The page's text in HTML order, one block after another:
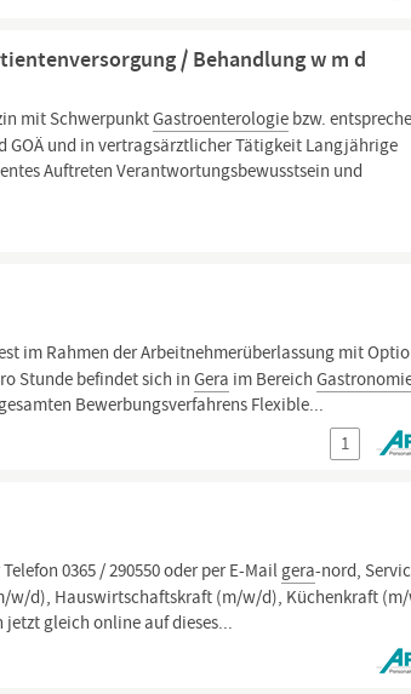
/ Behandlung w m d
mit SchwerpunktGastroenterologie bzw.
GOÄ und in vertragsärztlicher Tätigkeit Langjährige
Auftreten Verantwortungsbewusstsein und
im Rahmen der Arbeitnehmerüberlassung mit
Stunde befindet sich inGera im Bereich
Bewerbungsverfahrens Flexible...
1
0365 / 290550 oder per E-Mailgera-nord,
w/d), Hauswirtschaftskraft (m/w/d), Küchenkraft
gleich online auf dieses...